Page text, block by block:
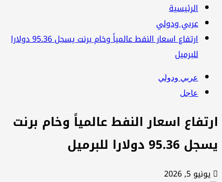
الرئيسية
عربي ودولي
ارتفاع اسعار النفط عالمياً وخام برنت يسجل 95.36 دولارا
للبرميل
عربي ودولي
عاجل
اسعار النفط عالمياً وخام برنت
دولارا للبرميل
يونيو 5, 2026